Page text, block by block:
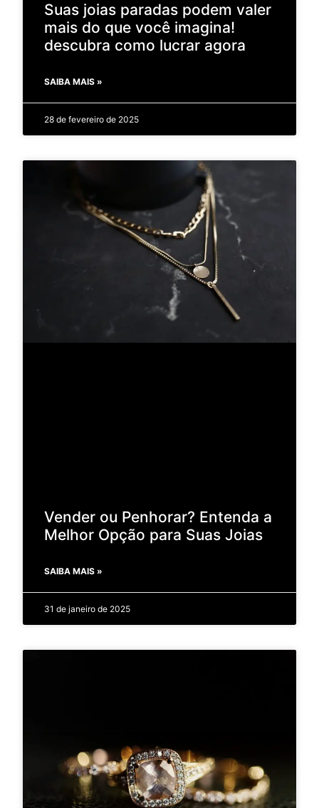
Suas joias paradas podem valer
mais do que você imagina!
descubra como lucrar agora
SAIBA MAIS »
28 de fevereiro de 2025
Vender ou Penhorar? Entenda a
Melhor Opção para Suas Joias
SAIBA MAIS »
31 de janeiro de 2025